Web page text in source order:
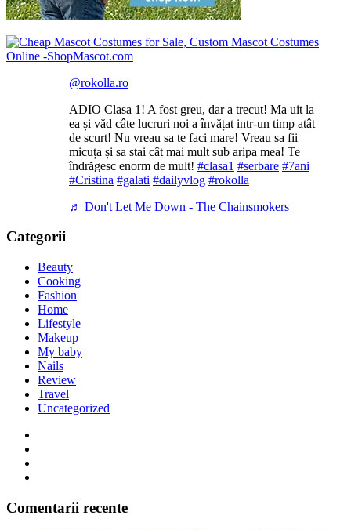
@rokolla.ro
ADIO Clasa 1! A fost greu, dar a trecut! Ma uit la
ea și văd câte lucruri noi a învățat intr-un timp atât
de scurt! Nu vreau sa te faci mare! Vreau sa fii
micuța și sa stai cât mai mult sub aripa mea! Te
îndrăgesc enorm de mult! #clasa1 #serbare #7ani
#Cristina #galati #dailyvlog #rokolla
♬ Don't Let Me Down - The Chainsmokers
Categorii
Beauty
Cooking
Fashion
Home
Lifestyle
Makeup
My baby
Nails
Review
Travel
Uncategorized
Comentarii recente